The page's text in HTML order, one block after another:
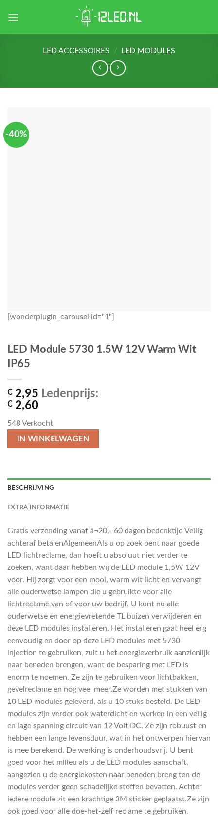
LED ACCESSOIRES / LED MODULES
-40%
[wonderplugin_carousel id="1"]
LED Module 5730 1.5W 12V Warm Wit
IP65
€ 2,95 Ledenprijs:
€ 2,60
548Verkocht!
IN WINKELWAGEN
BESCHRIJVING
EXTRA INFORMATIE
Gratis verzending vanaf â¬20,- 60 dagen bedenktijd Veilig
achteraf betalenAlgemeenAls u op zoek bent naar goede
LED lichtreclame, dan hoeft u absoluut niet verder te
zoeken, want daar hebben wij de LED module 1,5W 12V
voor. Hij zorgt voor een mooi, warm wit licht en vervangt
alle ouderwetse lampen die u gebruikte voor alle
lichtreclame van of voor uw bedrijf. U kunt nu alle
ouderwetse en energievretende TL buizen verwijderen en
deze LED modules installeren. Het installeren gaat heel erg
eenvoudig en door op deze LED modules met 5730
injection te gebruiken, zult u het energieverbruik aanzienlijk
naar beneden brengen, want de besparing met LED is
enorm te noemen. Ze zijn te gebruiken voor lichtbakken,
gevelreclame en nog veel meer.Ze worden met stukken van
10 LED modules geleverd, als u 10 stuks besteld. De LED
modules zijn verder ook waterdicht en werken in een veilig
en lage spanning circuit van 12 Volt DC. Ze zijn robuust en
hebben een lange levensduur, wat in het ontwerpen hiervan
is mee berekend. De werking is onderhoudsvrij. U bent
goed voor het milieu als u de LED modules aanschaft,
aangezien u de energiekosten naar beneden breng ten de
modules verder geen schadelijke stoffen bevatten. Achter
iedere module zit een krachtige 3M sticker geplaatst.Ze zijn
ook goed voor alle doe-het-zelf reclame te gebruiken.